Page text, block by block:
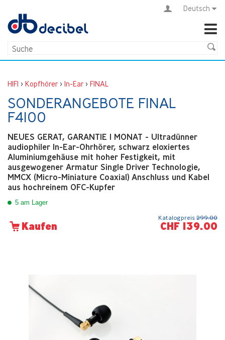
Deutsch
HIFI > Kopfhörer > In-Ear > FINAL
SONDERANGEBOTE FINAL
F4100
NEUES GERAT, GARANTIE 1 MONAT - Ultradünner
audiophiler In-Ear-Ohrhörer, schwarz eloxiertes
Aluminiumgehäuse mit hoher Festigkeit, mit
ausgewogener Armatur Single Driver Technologie,
MMCX (Micro-Miniature Coaxial) Anschluss und Kabel
aus hochreinem OFC-Kupfer
5 am Lager
Kaufen
Katalogpreis 299.00
CHF 139.00